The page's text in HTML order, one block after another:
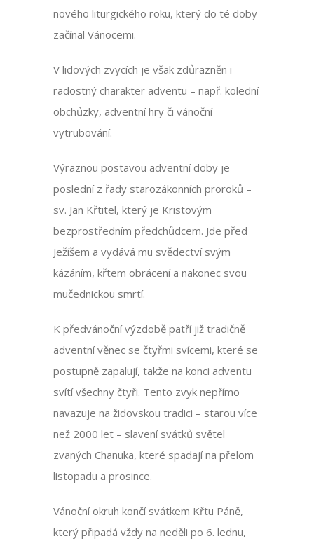
nového liturgického roku, který do té doby
začínal Vánocemi.
V lidových zvycích je však zdůrazněn i
radostný charakter adventu – např. kolední
obchůzky, adventní hry či vánoční
vytrubování.
Výraznou postavou adventní doby je
poslední z řady starozákonních proroků –
sv. Jan Křtitel, který je Kristovým
bezprostředním předchůdcem. Jde před
Ježíšem a vydává mu svědectví svým
kázáním, křtem obrácení a nakonec svou
mučednickou smrtí.
K předvánoční výzdobě patří již tradičně
adventní věnec se čtyřmi svícemi, které se
postupně zapalují, takže na konci adventu
svítí všechny čtyři. Tento zvyk nepřímo
navazuje na židovskou tradici – starou více
než 2000 let – slavení svátků světel
zvaných Chanuka, které spadají na přelom
listopadu a prosince.
Vánoční okruh končí svátkem Křtu Páně,
který připadá vždy na neděli po 6. lednu,